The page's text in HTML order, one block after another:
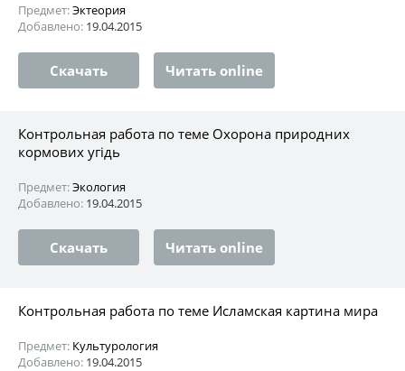
Предмет:Эктеория
Добавлено: 19.04.2015
Скачать Читать online
Контрольная работа по теме Охорона природних
кормових угідь
Предмет:Экология
Добавлено: 19.04.2015
Скачать Читать online
Контрольная работа по теме Исламская картина мира
Предмет: Культурология
Добавлено: 19.04.2015